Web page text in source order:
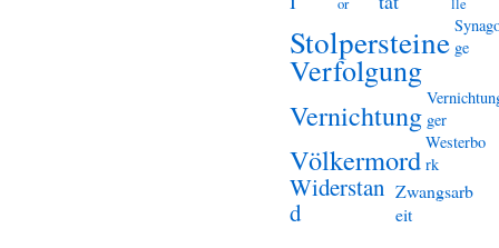
Stolpersteine ge
Verfolgung
Vernichtung ger
Völkermord Westerbo
rk
Widerstan
d
Zwangsarb
eit